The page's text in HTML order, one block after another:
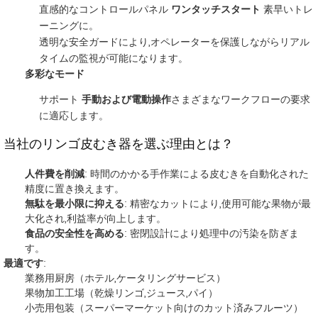
直感的なコントロールパネル ワンタッチスタート 素早いトレ
ーニングに。
透明な安全ガードにより,オペレーターを保護しながらリアル
タイムの監視が可能になります。
多彩なモード
サポート 手動および電動操作さまざまなワークフローの要求
に適応します。
当社のリンゴ皮むき器を選ぶ理由とは？
人件費を削減: 時間のかかる手作業による皮むきを自動化された
精度に置き換えます。
無駄を最小限に抑える: 精密なカットにより,使用可能な果物が最
大化され,利益率が向上します。
食品の安全性を高める: 密閉設計により処理中の汚染を防ぎま
す。
最適です:
業務用厨房（ホテル,ケータリングサービス）
果物加工工場（乾燥リンゴ,ジュース,パイ）
小売用包装（スーパーマーケット向けのカット済みフルーツ）